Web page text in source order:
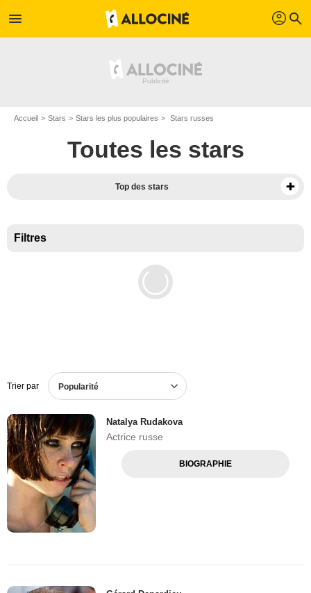
menu profil search
Accueil Stars Stars les plus populaires Stars russes
Toutes les stars
Top des stars
Filtres
Trier par Popularité
Natalya Rudakova
Actrice russe
BIOGRAPHIE